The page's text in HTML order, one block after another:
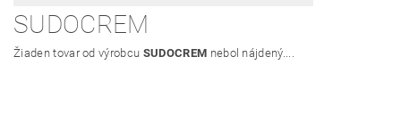
SUDOCREM
Žiaden tovar od výrobcu SUDOCREM nebol nájdený....